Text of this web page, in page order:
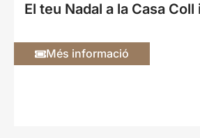
El teu Nadal a la Casa Coll
Més informació